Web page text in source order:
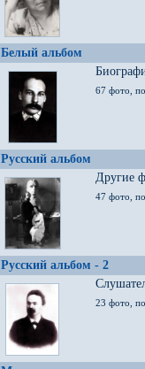
Белый альбом
67 фото,
Русский альбом
Другие
47 фото,
Русский альбом - 2
23 фото,